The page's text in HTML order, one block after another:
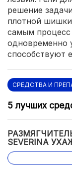
решение
плотной шишки
самым процесс
одновременно
способствуют
СРЕДСТВА И
5 лучших
SEVERINA